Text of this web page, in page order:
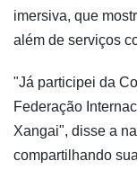
imersiva, que
além de serviços
"Já participei da
Federação
Xangai", disse a
compartilhando